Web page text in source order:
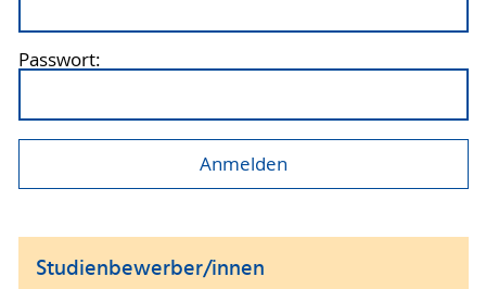
Passwort:
Studienbewerber/innen